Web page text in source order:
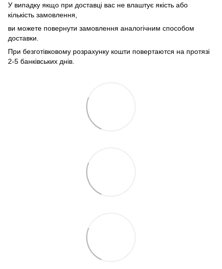
У випадку якщо при доставці вас не влаштує якість або
кількість замовлення,
ви можете повернути замовлення аналогічним способом
доставки.
При безготівковому розрахунку кошти повертаются на протязі
2-5 банківських днів.